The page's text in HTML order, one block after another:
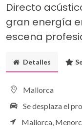
Directo
gran energía
escena
Detalles
Mallorca
Se desplaza el
Mallorca,